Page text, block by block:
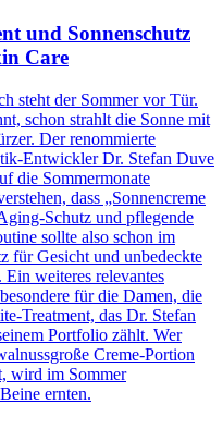
und Sonnenschutz
Care
steht der Sommer vor Tür.
schon strahlt die Sonne mit
Der renommierte
Entwickler Dr. Stefan Duve
die Sommermonate
dass „Sonnencreme
Schutz und pflegende
sollte also schon im
für Gesicht und unbedeckte
weiteres relevantes
für die Damen, die
Treatment, das Dr. Stefan
Portfolio zählt. Wer
Creme-Portion
wird im Sommer
ernten.